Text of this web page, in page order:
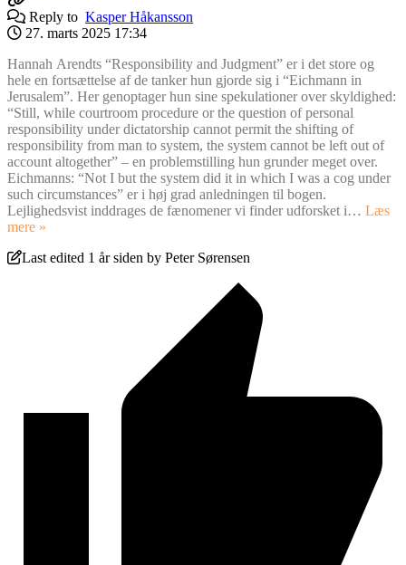
Reply to Kasper Håkansson
27. marts 2025 17:34
Hannah Arendts “Responsibility and Judgment” er i det store og
hele en fortsættelse af de tanker hun gjorde sig i “Eichmann in
Jerusalem”. Her genoptager hun sine spekulationer over skyldighed:
“Still, while courtroom procedure or the question of personal
responsibility under dictatorship cannot permit the shifting of
responsibility from man to system, the system cannot be left out of
account altogether” – en problemstilling hun grunder meget over.
Eichmanns: “Not I but the system did it in which I was a cog under
such circumstances” er i høj grad anledningen til bogen.
Lejlighedsvist inddrages de fænomener vi finder udforsket i… Læs
mere »
Last edited 1 år siden by Peter Sørensen